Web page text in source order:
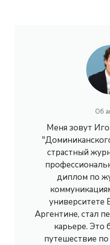
Об
Меня зовут
страстный
диплом по
университете
Аргентине, стал
карьере. Это
путешествие